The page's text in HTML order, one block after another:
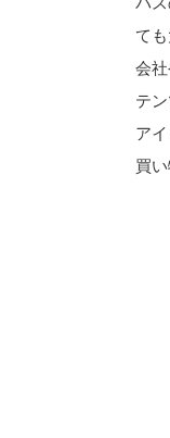
ても
会
テ
ア
買